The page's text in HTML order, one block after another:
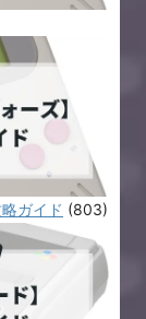
ガイド (803)